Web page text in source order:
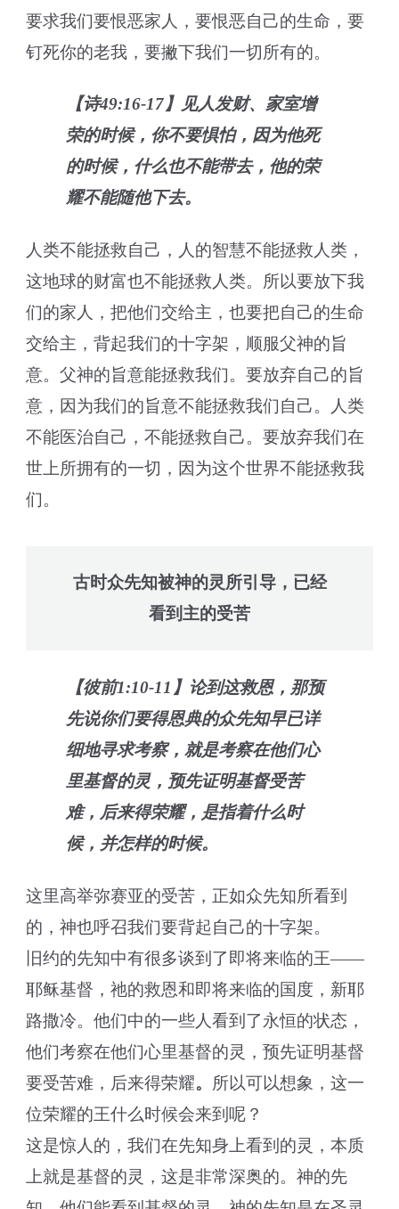
要求我们要恨恶家人，要恨恶自己的生命，要
钉死你的老我，要撇下我们一切所有的。
【诗49:16-17】见人发财、家室增
荣的时候，你不要惧怕，因为他死
的时候，什么也不能带去，他的荣
耀不能随他下去。
人类不能拯救自己，人的智慧不能拯救人类，
这地球的财富也不能拯救人类。所以要放下我
们的家人，把他们交给主，也要把自己的生命
交给主，背起我们的十字架，顺服父神的旨
意。父神的旨意能拯救我们。要放弃自己的旨
意，因为我们的旨意不能拯救我们自己。人类
不能医治自己，不能拯救自己。要放弃我们在
世上所拥有的一切，因为这个世界不能拯救我
们。
古时众先知被神的灵所引导，已经
看到主的受苦
【彼前1:10-11】论到这救恩，那预
先说你们要得恩典的众先知早已详
细地寻求考察，就是考察在他们心
里基督的灵，预先证明基督受苦
难，后来得荣耀，是指着什么时
候，并怎样的时候。
这里高举弥赛亚的受苦，正如众先知所看到
的，神也呼召我们要背起自己的十字架。
旧约的先知中有很多谈到了即将来临的王——
耶稣基督，祂的救恩和即将来临的国度，新耶
路撒冷。他们中的一些人看到了永恒的状态，
他们考察在他们心里基督的灵，预先证明基督
要受苦难，后来得荣耀。 所以可以想象，这一
位荣耀的王什么时候会来到呢？
这是惊人的，我们在先知身上看到的灵，本质
上就是基督的灵，这是非常深奥的。神的先